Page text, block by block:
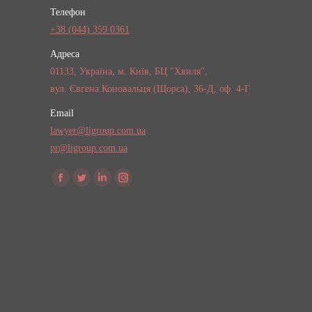
Телефон
+38 (044) 359 0361
Адреса
01133, Україна, м. Київ, БЦ "Хвиля",
вул. Євгена Коновальця (Щорса), 36-Д, оф. 4-Г
Email
lawyer@ligroup.com.ua
pr@ligroup.com.ua
Find us on:
LinkedinInstagram